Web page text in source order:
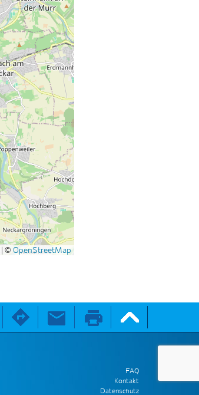
© OpenStreetMap
FAQ
Kontakt
Datenschutz